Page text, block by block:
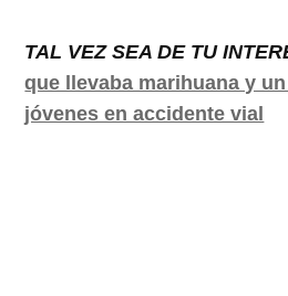
TAL VEZ SEA DE TU
que llevaba marihuana y
jóvenes en accidente vial